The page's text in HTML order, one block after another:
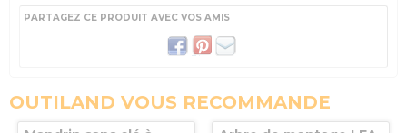
PARTAGEZ CE PRODUIT AVEC VOS AMIS
OUTILAND VOUS RECOMMANDE